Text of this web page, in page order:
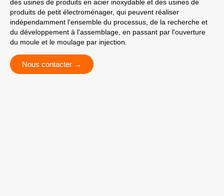
des usines de produits en acier inoxydable et des usines de
produits de petit électroménager, qui peuvent réaliser
indépendamment l'ensemble du processus, de la recherche et
du développement à l'assemblage, en passant par l'ouverture
du moule et le moulage par injection.
Nous contacter →